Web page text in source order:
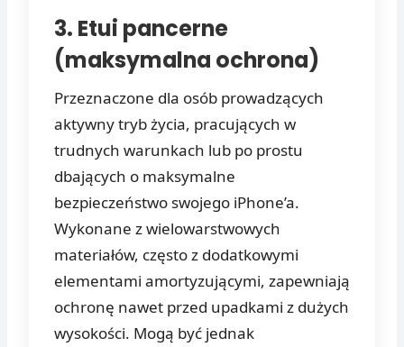
3. Etui pancerne
(maksymalna ochrona)
Przeznaczone dla osób prowadzących
aktywny tryb życia, pracujących w
trudnych warunkach lub po prostu
dbających o maksymalne
bezpieczeństwo swojego iPhone’a.
Wykonane z wielowarstwowych
materiałów, często z dodatkowymi
elementami amortyzującymi, zapewniają
ochronę nawet przed upadkami z dużych
wysokości. Mogą być jednak